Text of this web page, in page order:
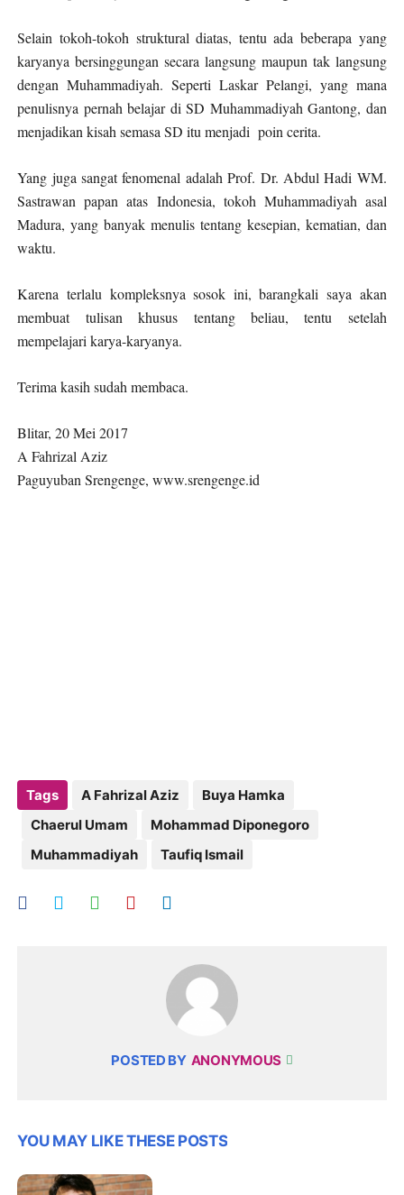
Selain tokoh-tokoh struktural diatas, tentu ada beberapa yang
karyanya bersinggungan secara langsung maupun tak langsung
dengan Muhammadiyah. Seperti Laskar Pelangi, yang mana
penulisnya pernah belajar di SD Muhammadiyah Gantong, dan
menjadikan kisah semasa SD itu menjadi poin cerita.
Yang juga sangat fenomenal adalah Prof. Dr. Abdul Hadi WM.
Sastrawan papan atas Indonesia, tokoh Muhammadiyah asal
Madura, yang banyak menulis tentang kesepian, kematian, dan
waktu.
Karena terlalu kompleksnya sosok ini, barangkali saya akan
membuat tulisan khusus tentang beliau, tentu setelah
mempelajari karya-karyanya.
Terima kasih sudah membaca.
Blitar, 20 Mei 2017
A Fahrizal Aziz
Paguyuban Srengenge, www.srengenge.id
Tags A Fahrizal Aziz
Buya Hamka
Chaerul Umam
Mohammad Diponegoro
Muhammadiyah
Taufiq Ismail
POSTED BY ANONYMOUS
YOU MAY LIKE THESE POSTS